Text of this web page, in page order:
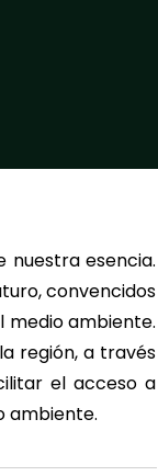
nuestra esencia.
convencidos
medio ambiente.
región, a través
el acceso a
ambiente.